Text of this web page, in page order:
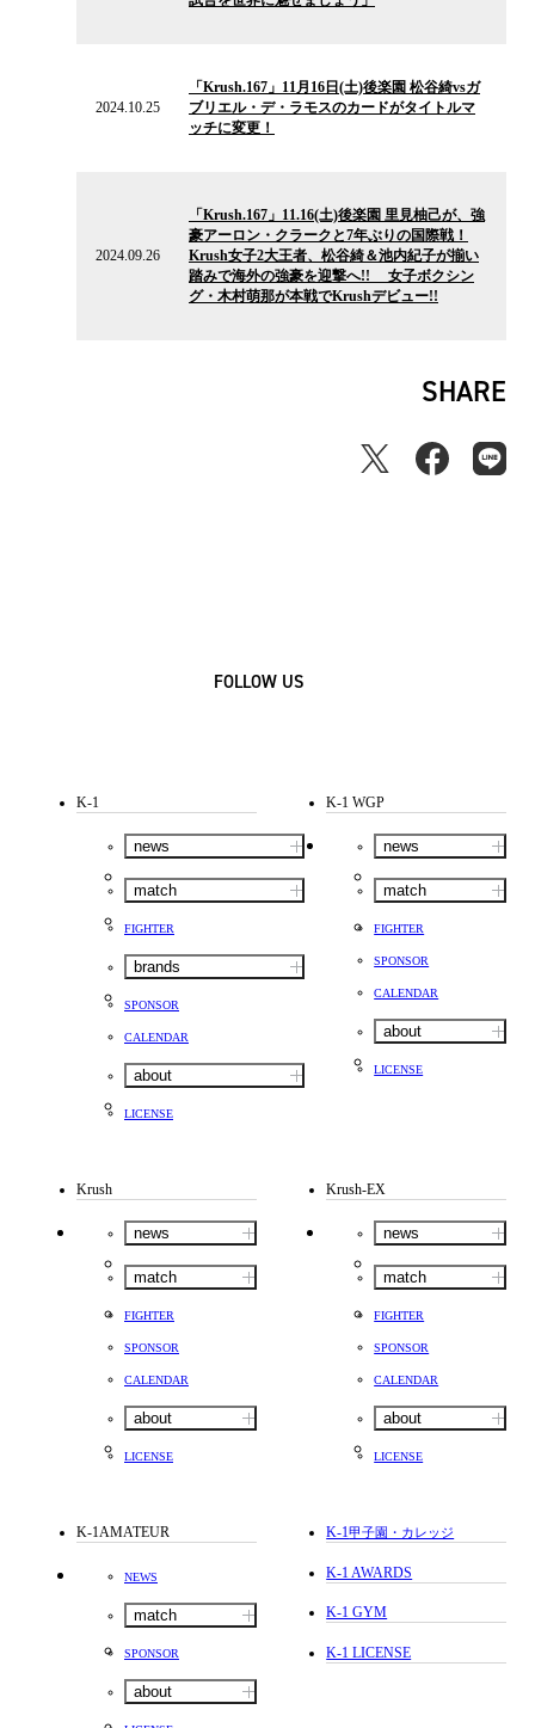
2024.10.25
「Krush.167」11月16日(土)後楽園 松谷綺vsガ
ブリエル・デ・ラモスのカードがタイトルマ
ッチに変更！
2024.09.26
「Krush.167」11.16(土)後楽園 里見柚己が、強
豪アーロン・クラークと7年ぶりの国際戦！
Krush女子2大王者、松谷綺＆池内紀子が揃い
踏みで海外の強豪を迎撃へ!! 女子ボクシン
グ・木村萌那が本戦でKrushデビュー!!
SHARE
FOLLOW US
K-1
news
match
FIGHTER
brands
SPONSOR
CALENDAR
about
LICENSE
K-1 WGP
news
match
FIGHTER
SPONSOR
CALENDAR
about
LICENSE
Krush
news
match
FIGHTER
SPONSOR
CALENDAR
about
LICENSE
Krush-EX
news
match
FIGHTER
SPONSOR
CALENDAR
about
LICENSE
K-1AMATEUR
NEWS
match
SPONSOR
about
K-1甲子園・カレッジ
K-1 AWARDS
K-1 GYM
K-1 LICENSE